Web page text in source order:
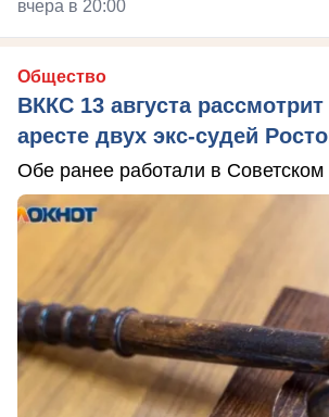
вчера в 20:00
Общество
ВККС 13 августа
аресте двух экс-судей
Обе ранее работали в